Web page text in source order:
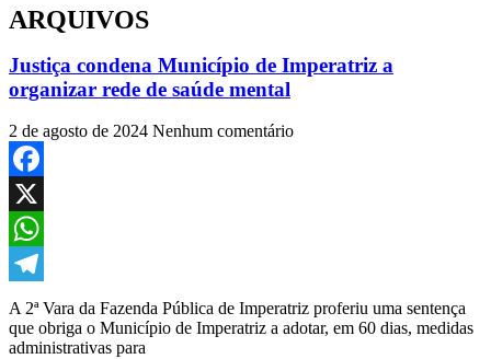
ARQUIVOS
Justiça condena Município de Imperatriz a
organizar rede de saúde mental
2 de agosto de 2024 Nenhum comentário
Facebook
X
WhatsApp
Telegram
A 2ª Vara da Fazenda Pública de Imperatriz proferiu uma sentença
que obriga o Município de Imperatriz a adotar, em 60 dias, medidas
administrativas para